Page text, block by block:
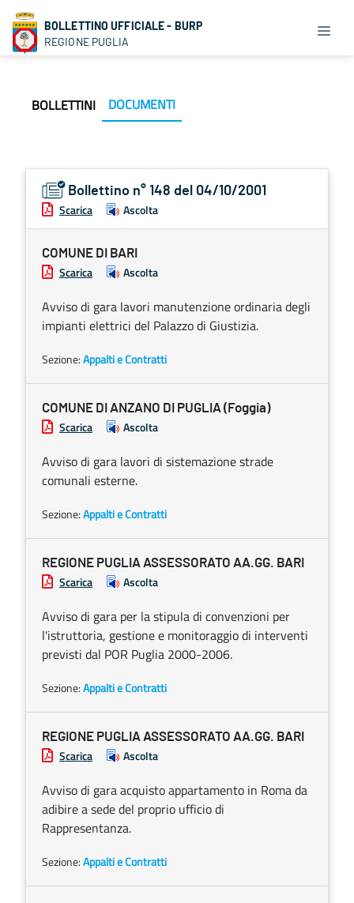
BOLLETTINO UFFICIALE - BURP
REGIONE PUGLIA
BOLLETTINI DOCUMENTI
Bollettino n° 148 del 04/10/2001
Scarica Ascolta
COMUNE DI BARI
Scarica Ascolta
Avviso di gara lavori manutenzione ordinaria degli
impianti elettrici del Palazzo di Giustizia.
Sezione:Appalti e Contratti
COMUNE DI ANZANO DI PUGLIA (Foggia)
Scarica Ascolta
Avviso di gara lavori di sistemazione strade
comunali esterne.
Sezione:Appalti e Contratti
REGIONE PUGLIA ASSESSORATO AA.GG. BARI
Scarica Ascolta
Avviso di gara per la stipula di convenzioni per
l'istruttoria, gestione e monitoraggio di interventi
previsti dal POR Puglia 2000-2006.
Sezione:Appalti e Contratti
REGIONE PUGLIA ASSESSORATO AA.GG. BARI
Scarica Ascolta
Avviso di gara acquisto appartamento in Roma da
adibire a sede del proprio ufficio di
Rappresentanza.
Sezione:Appalti e Contratti